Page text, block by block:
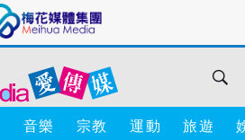
音樂 宗教 運動 旅遊